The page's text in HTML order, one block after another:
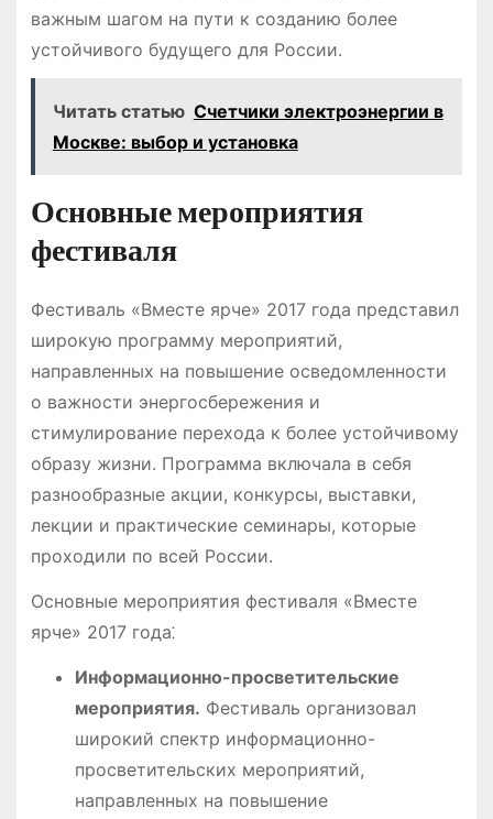
важным шагом на пути к созданию более
устойчивого будущего для России.
Читать статью Счетчики электроэнергии в
Москве: выбор и установка
Основные мероприятия
фестиваля
Фестиваль «Вместе ярче» 2017 года представил
широкую программу мероприятий,
направленных на повышение осведомленности
о важности энергосбережения и
стимулирование перехода к более устойчивому
образу жизни. Программа включала в себя
разнообразные акции, конкурсы, выставки,
лекции и практические семинары, которые
проходили по всей России.
Основные мероприятия фестиваля «Вместе
ярче» 2017 года⁚
Информационно-просветительские
мероприятия. Фестиваль организовал
широкий спектр информационно-
просветительских мероприятий,
направленных на повышение